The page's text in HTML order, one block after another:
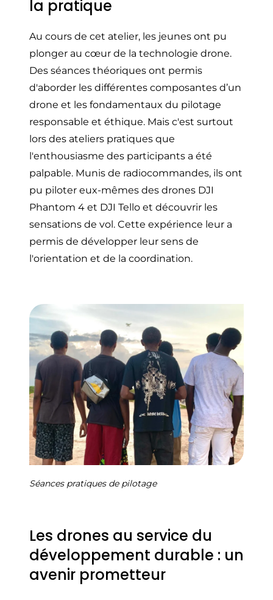
la pratique
Au cours de cet atelier, les jeunes ont pu
plonger au cœur de la technologie drone.
Des séances théoriques ont permis
d'aborder les différentes composantes d’un
drone et les fondamentaux du pilotage
responsable et éthique. Mais c'est surtout
lors des ateliers pratiques que
l'enthousiasme des participants a été
palpable. Munis de radiocommandes, ils ont
pu piloter eux-mêmes des drones DJI
Phantom 4 et DJI Tello et découvrir les
sensations de vol. Cette expérience leur a
permis de développer leur sens de
l'orientation et de la coordination.
Séances pratiques de pilotage
Les drones au service du
développement durable : un
avenir prometteur